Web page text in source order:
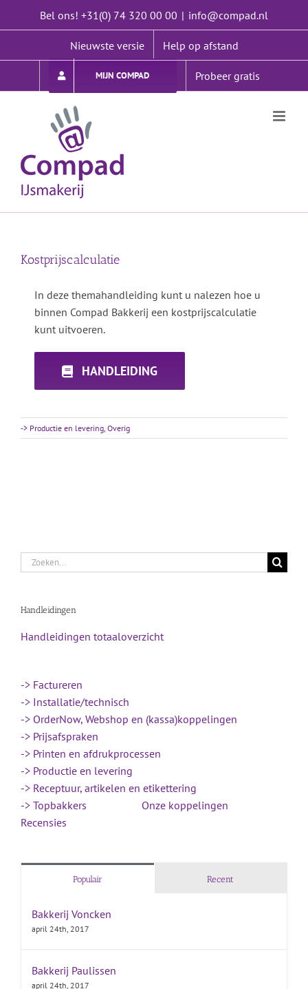
Bel ons! +31(0) 74 320 00 00 | info@compad.nl
Nieuwste versie Help op afstand
MIJN COMPAD Probeer gratis
Kostprijscalculatie
In deze themahandleiding kunt u nalezen hoe u
binnen Compad Bakkerij een kostprijscalculatie
kunt uitvoeren.
HANDLEIDING
-> Productie en levering, Overig
Zoeken
Handleidingen
Handleidingen totaaloverzicht
-> Factureren
-> Installatie/technisch
-> OrderNow, Webshop en (kassa)koppelingen
-> Prijsafspraken
-> Printen en afdrukprocessen
-> Productie en levering
-> Receptuur, artikelen en etikettering
-> Topbakkers
Onze koppelingen
Recensies
Populair Recent
Bakkerij Voncken
april 24th, 2017
Bakkerij Paulissen
april 24th, 2017